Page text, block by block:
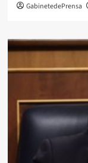
GabinetedePrensa